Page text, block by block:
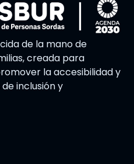
de la mano de
creada para
la accesibilidad y
inclusión y